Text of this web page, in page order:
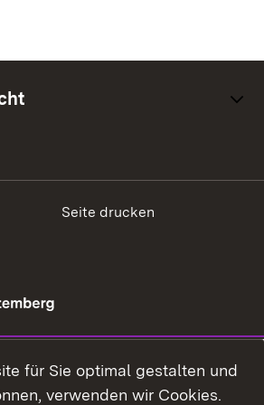
Seite drucken
für Sie optimal gestalten und
verwenden wir Cookies.